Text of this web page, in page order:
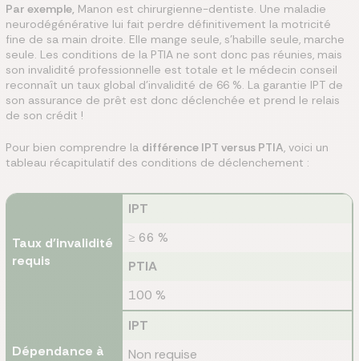
Par exemple, Manon est chirurgienne-dentiste. Une maladie
neurodégénérative lui fait perdre définitivement la motricité
fine de sa main droite. Elle mange seule, s'habille seule, marche
seule. Les conditions de la PTIA ne sont donc pas réunies, mais
son invalidité professionnelle est totale et le médecin conseil
reconnaît un taux global d'invalidité de 66 %. La garantie IPT de
son assurance de prêt est donc déclenchée et prend le relais
de son crédit !
Pour bien comprendre la différence IPT versus PTIA, voici un
tableau récapitulatif des conditions de déclenchement :
Taux d'invalidité
requis
IPT
≥ 66 %
PTIA
100 %
Dépendance à
IPT
Non requise